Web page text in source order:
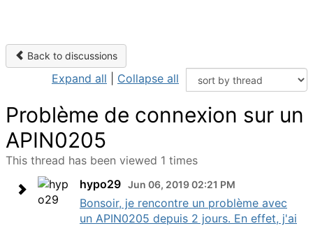
Back to discussions
Expand all Collapse all
Problème de connexion sur un
APIN0205
This thread has been viewed 1 times
hypo29 Jun 06, 2019 02:21 PM
Bonsoir, je rencontre un problème avec
un APIN0205 depuis 2 jours. En effet, j'ai